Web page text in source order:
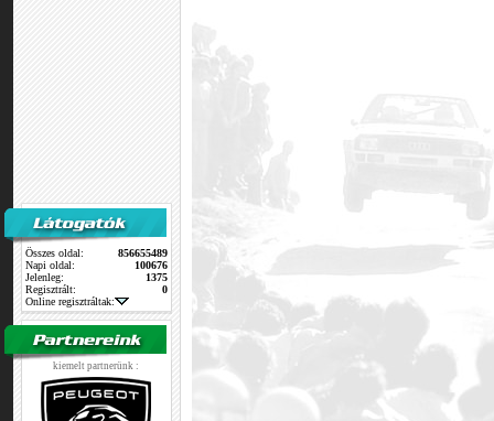
Összes oldal:
856655489
Napi oldal:
100676
Jelenleg:
1375
Regisztrált:
0
Online regisztráltak:
kiemelt partnerünk :